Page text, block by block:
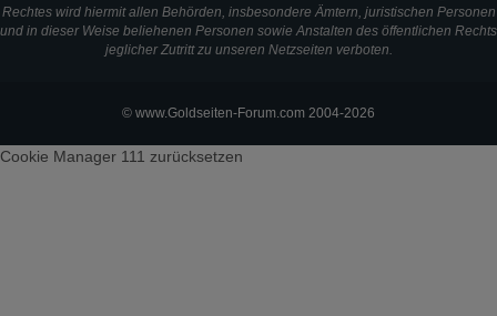
Rechtes wird hiermit allen Behörden, insbesondere Ämtern, juristischen Personen
und in dieser Weise beliehenen Personen sowie Anstalten des öffentlichen Rechts
jeglicher Zutritt zu unseren Netzseiten verboten.
© www.Goldseiten-Forum.com 2004-2026
Cookie Manager 111 zurücksetzen